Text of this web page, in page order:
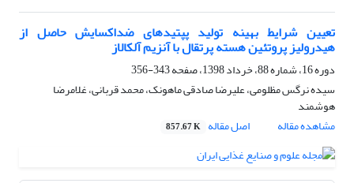
تعیین شرایط بهینه تولید پپتید‌های ضداکسایش حاصل از
هیدرولیز پروتئین هسته پرتقال با آنزیم‌ آلکالاز
دوره 16، شماره 88، خرداد 1398، صفحه
343-356
سیده نرگس مظلومی، علیرضا صادقی ماهونک، محمد قربانی، غلامرضا
هوشمند
مشاهده مقاله
اصل مقاله 857.67 K